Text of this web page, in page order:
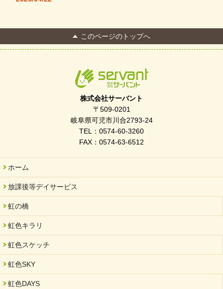
FC Bombonera 岐阜県No.1
令和7年度 岐阜県スポーツ賞「FC Bombonera」
岐阜県「働いてもらい方改革」優良事例集に掲載されました
2025/06/10
未来会議 in 可児市 「斉藤まさゆき」
2025/05/07
2025年6月中旬 OPEN 放課後等デイサービス「Fc Bombo
2025/03/01
餅つき大会を開催しました
2025/01/31
このページのトップへ
株式会社サーバント
〒509-0201
岐阜県可児市川合2793-24
TEL：0574-60-3260
FAX：0574-63-6512
ホーム
放課後等デイサービス
虹の橋
虹色キラリ
虹色スケッチ
虹色SKY
虹色DAYS